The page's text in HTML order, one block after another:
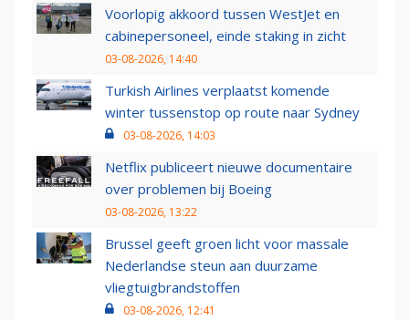
Voorlopig akkoord tussen WestJet en
cabinepersoneel, einde staking in zicht
03-08-2026, 14:40
Turkish Airlines verplaatst komende
winter tussenstop op route naar Sydney
03-08-2026, 14:03
Netflix publiceert nieuwe documentaire
over problemen bij Boeing
03-08-2026, 13:22
Brussel geeft groen licht voor massale
Nederlandse steun aan duurzame
vliegtuigbrandstoffen
03-08-2026, 12:41